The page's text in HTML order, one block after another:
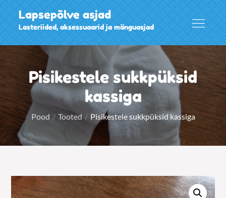
Skip
to
content
Lapsepõlve asjad
Lasteriided, aksessuaarid ja mänguasjad
Pisikestele sukkpüksid
kassiga
Pood Tooted Pisikestele sukkpüksid kassiga